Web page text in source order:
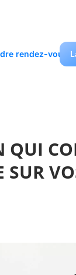
rendez-vous
QUI
SUR